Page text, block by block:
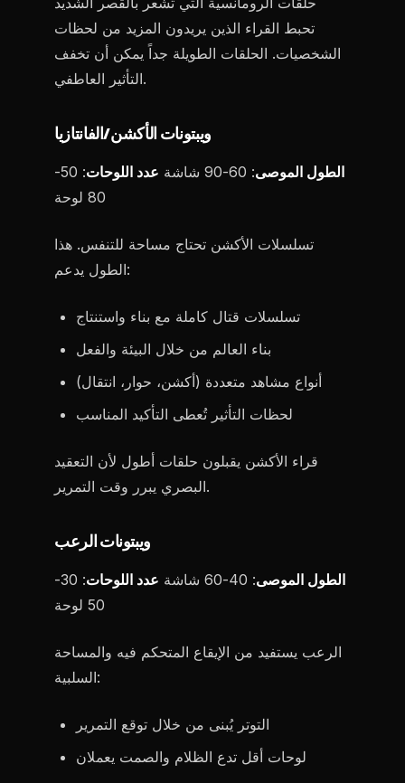
تحبط القراء الذين يريدون المزيد من لحظات
الشخصيات. الحلقات الطويلة جداً يمكن أن تخفف
التأثير العاطفي.
ويبتونات الأكشن/الفانتازيا
الطول الموصى: 60-90 شاشة عدد اللوحات
: 50-
80 لوحة
تسلسلات الأكشن تحتاج مساحة للتنفس. هذا
الطول يدعم:
تسلسلات قتال كاملة مع بناء واستنتاج
بناء العالم من خلال البيئة والفعل
أنواع مشاهد متعددة (أكشن، حوار، انتقال)
لحظات التأثير تُعطى التأكيد المناسب
قراء الأكشن يقبلون حلقات أطول لأن التعقيد
البصري يبرر وقت التمرير.
ويبتونات الرعب
الطول الموصى: 40-60 شاشة عدد اللوحات
: 30-
50 لوحة
الرعب يستفيد من الإيقاع المتحكم فيه والمساحة
السلبية:
التوتر يُبنى من خلال توقع التمرير
لوحات أقل تدع الظلام والصمت يعملان